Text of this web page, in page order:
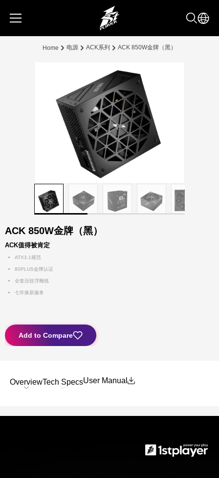
Home 电源 ACK系列 ACK 850W金牌（黑）
ACK 850W金牌（黑）
ACK值得被肯定
ATX3.1规范
80PLUS金牌认证
全套压纹浮雕线
七年换新服务
Add to Compare
OverviewTech SpecsUser Manual